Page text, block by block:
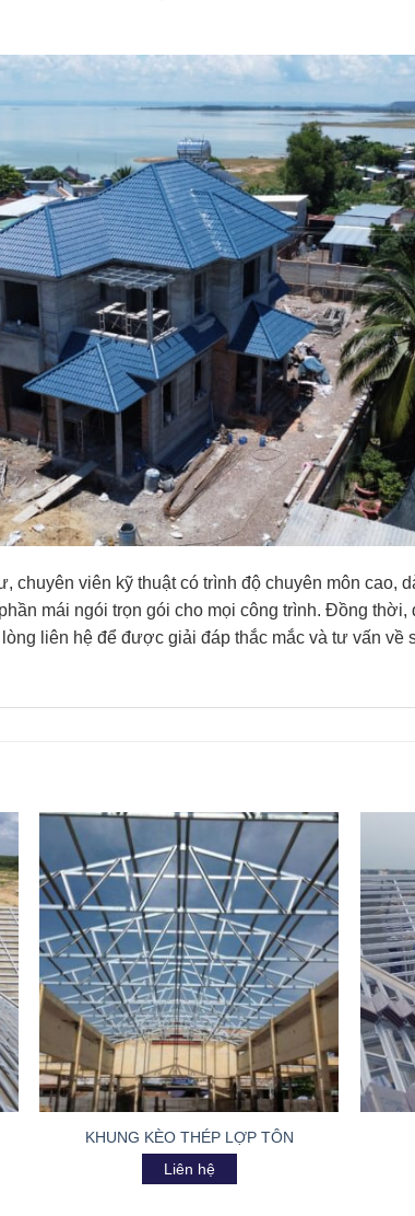
chuyên viên kỹ thuật có trình độ chuyên môn cao,
mái ngói trọn gói cho mọi công trình. Đồng thời,
liên hệ để được giải đáp thắc mắc và tư vấn về
KHUNG KÈO THÉP LỢP TÔN
Liên hệ